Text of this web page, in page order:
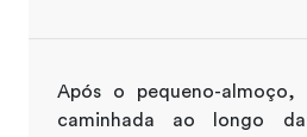
Após o pequeno-almoço,
caminhada ao longo